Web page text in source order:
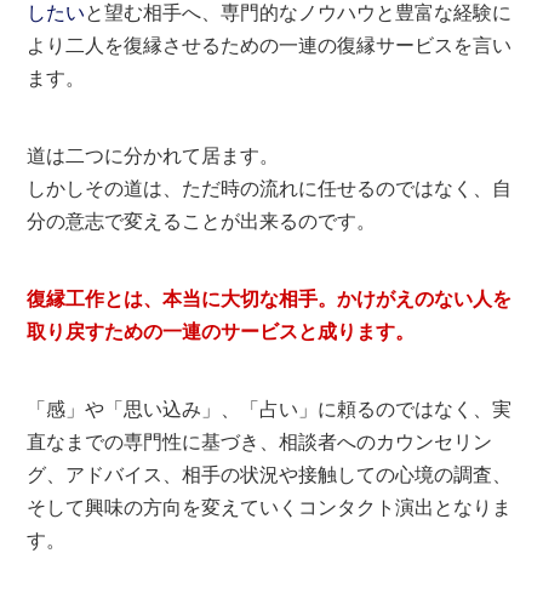
したいと望む相手へ、専門的なノウハウと豊富な経験に
より二人を復縁させるための一連の復縁サービスを言い
ます。
道は二つに分かれて居ます。
しかしその道は、ただ時の流れに任せるのではなく、自
分の意志で変えることが出来るのです。
復縁工作とは、本当に大切な相手。かけがえのない人を
取り戻すための一連のサービスと成ります。
「感」や「思い込み」、「占い」に頼るのではなく、実
直なまでの専門性に基づき、相談者へのカウンセリン
グ、アドバイス、相手の状況や接触しての心境の調査、
そして興味の方向を変えていくコンタクト演出となりま
す。